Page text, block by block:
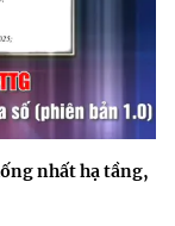
nhất hạ tầng,